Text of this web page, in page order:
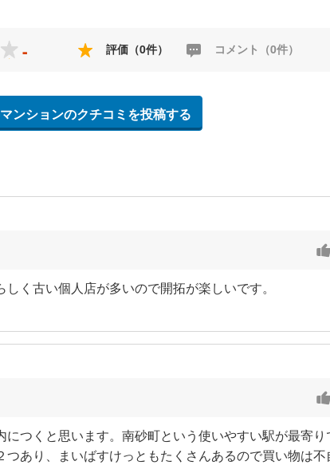
- 評価（0件） コメント（0件）
ンションのクチコミを投稿する
く古い個人店が多いので開拓が楽しいです。
つくと思います。南砂町という使いやすい駅が最寄
あり、まいばすけっともたくさんあるので買い物は